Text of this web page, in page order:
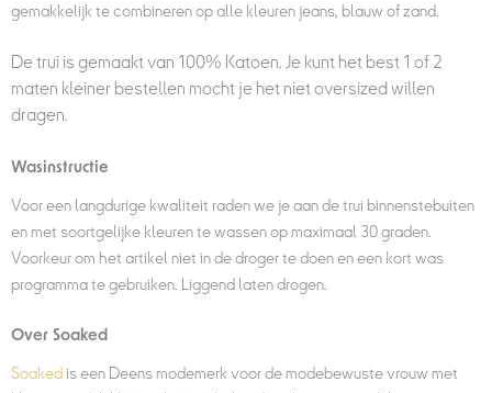
gemakkelijk te combineren op alle kleuren jeans, blauw of zand.
De trui is gemaakt van 100% Katoen. Je kunt het best 1 of 2
maten kleiner bestellen mocht je het niet oversized willen
dragen.
Wasinstructie
Voor een langdurige kwaliteit raden we je aan de trui binnenstebuiten
en met soortgelijke kleuren te wassen op maximaal 30 graden.
Voorkeur om het artikel niet in de droger te doen en een kort was
programma te gebruiken. Liggend laten drogen.
Over Soaked
Soaked is een Deens modemerk voor de modebewuste vrouw met